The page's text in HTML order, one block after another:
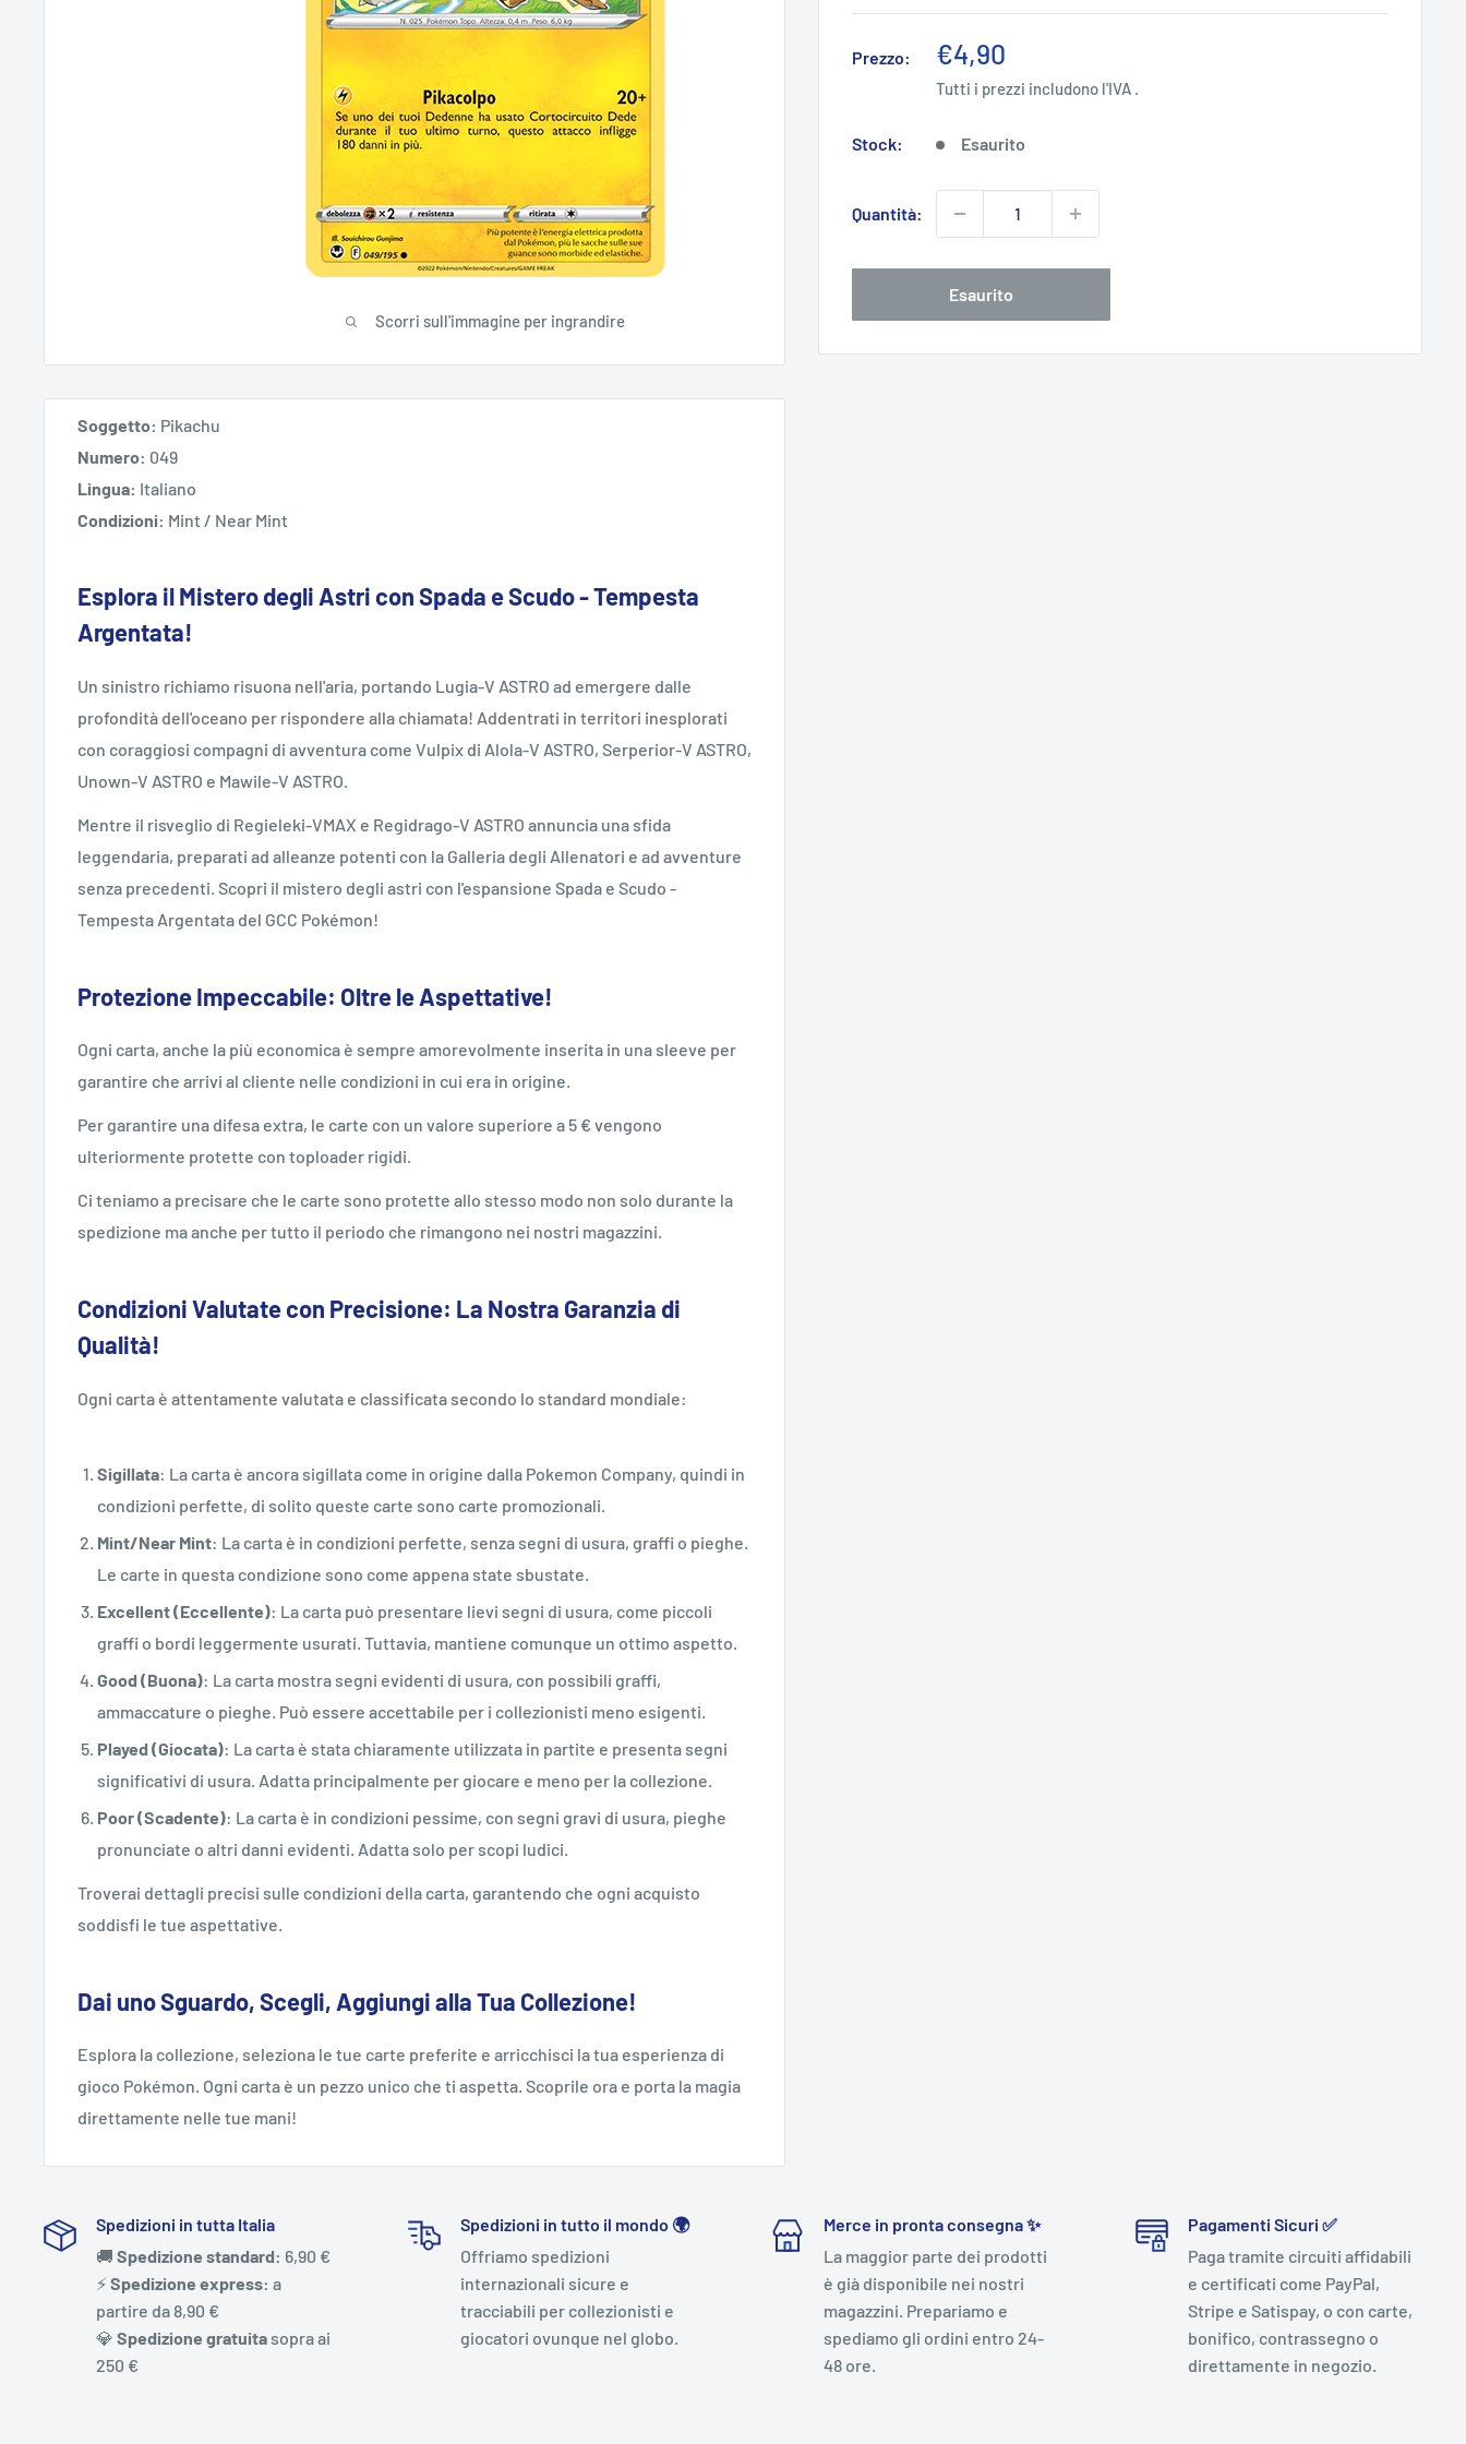
Scorri sull'immagine per ingrandire
Prezzo:
Prezzo
scontato
€4,90
Tutti i prezzi includono l'IVA .
Stock: Esaurito
Quantità:
Esaurito
Soggetto: Pikachu
Numero: 049
Lingua: Italiano
Condizioni: Mint / Near Mint
Esplora il Mistero degli Astri con Spada e Scudo - Tempesta
Argentata!
Un sinistro richiamo risuona nell'aria, portando Lugia-V ASTRO ad emergere dalle
profondità dell'oceano per rispondere alla chiamata! Addentrati in territori inesplorati
con coraggiosi compagni di avventura come Vulpix di Alola-V ASTRO, Serperior-V ASTRO,
Unown-V ASTRO e Mawile-V ASTRO.
Mentre il risveglio di Regieleki-VMAX e Regidrago-V ASTRO annuncia una sfida
leggendaria, preparati ad alleanze potenti con la Galleria degli Allenatori e ad avventure
senza precedenti. Scopri il mistero degli astri con l'espansione Spada e Scudo -
Tempesta Argentata del GCC Pokémon!
Protezione Impeccabile: Oltre le Aspettative!
Ogni carta, anche la più economica è sempre amorevolmente inserita in una sleeve per
garantire che arrivi al cliente nelle condizioni in cui era in origine.
Per garantire una difesa extra, le carte con un valore superiore a 5 € vengono
ulteriormente protette con toploader rigidi.
Ci teniamo a precisare che le carte sono protette allo stesso modo non solo durante la
spedizione ma anche per tutto il periodo che rimangono nei nostri magazzini.
Condizioni Valutate con Precisione: La Nostra Garanzia di
Qualità!
Ogni carta è attentamente valutata e classificata secondo lo standard mondiale:
Sigillata: La carta è ancora sigillata come in origine dalla Pokemon Company, quindi in
condizioni perfette, di solito queste carte sono carte promozionali.
Mint/Near Mint: La carta è in condizioni perfette, senza segni di usura, graffi o pieghe.
Le carte in questa condizione sono come appena state sbustate.
Excellent (Eccellente): La carta può presentare lievi segni di usura, come piccoli
graffi o bordi leggermente usurati. Tuttavia, mantiene comunque un ottimo aspetto.
Good (Buona): La carta mostra segni evidenti di usura, con possibili graffi,
ammaccature o pieghe. Può essere accettabile per i collezionisti meno esigenti.
Played (Giocata): La carta è stata chiaramente utilizzata in partite e presenta segni
significativi di usura. Adatta principalmente per giocare e meno per la collezione.
Poor (Scadente): La carta è in condizioni pessime, con segni gravi di usura, pieghe
pronunciate o altri danni evidenti. Adatta solo per scopi ludici.
Troverai dettagli precisi sulle condizioni della carta, garantendo che ogni acquisto
soddisfi le tue aspettative.
Dai uno Sguardo, Scegli, Aggiungi alla Tua Collezione!
Esplora la collezione, seleziona le tue carte preferite e arricchisci la tua esperienza di
gioco Pokémon. Ogni carta è un pezzo unico che ti aspetta. Scoprile ora e porta la magia
direttamente nelle tue mani!
Spedizioni in tutta Italia
🚚 Spedizione standard: 6,90 €
⚡️Spedizione express: a
partire da 8,90 €
💎 Spedizione gratuita sopra ai
250 €
Spedizioni in tutto il mondo 🌍
Offriamo spedizioni
internazionali sicure e
tracciabili per collezionisti e
giocatori ovunque nel globo.
Merce in pronta consegna ✨
La maggior parte dei prodotti
è già disponibile nei nostri
magazzini. Prepariamo e
spediamo gli ordini entro 24-
48 ore.
Pagamenti Sicuri ✅
Paga tramite circuiti affidabili
e certificati come PayPal,
Stripe e Satispay, o con carte,
bonifico, contrassegno o
direttamente in negozio.